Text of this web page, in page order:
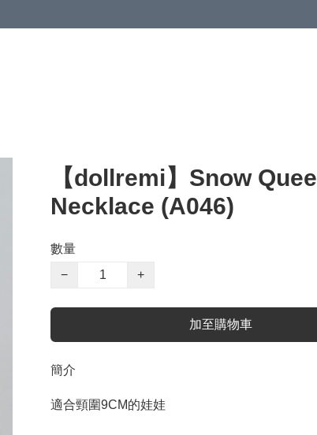
【dollremi】Snow
Necklace (A046)
數量
−
+
加至購物車
簡介
適合頸圍9CM的娃娃